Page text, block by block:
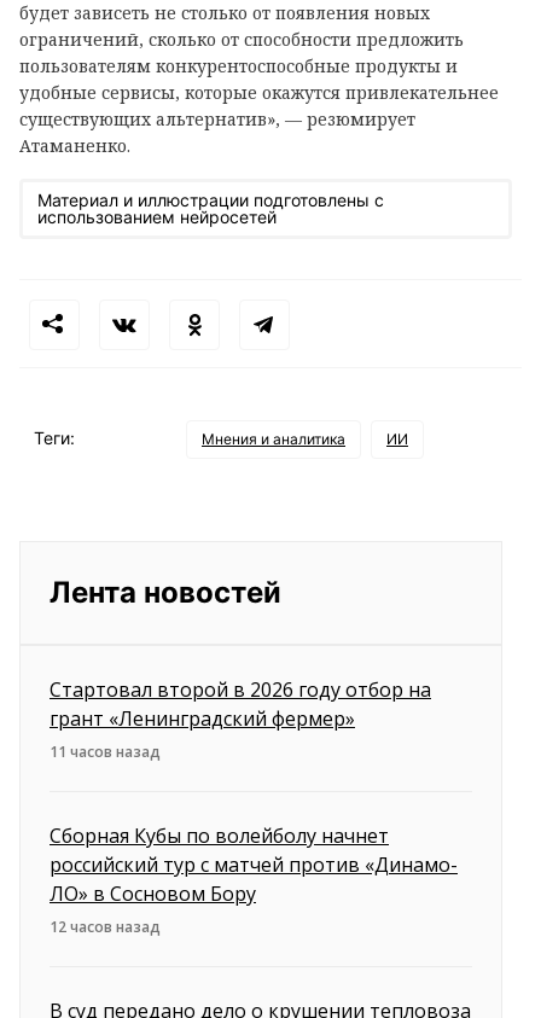
будет зависеть не столько от появления новых
ограничений, сколько от способности предложить
пользователям конкурентоспособные продукты и
удобные сервисы, которые окажутся привлекательнее
существующих альтернатив», — резюмирует
Атаманенко.
Материал и иллюстрации подготовлены с
использованием нейросетей
Теги: Мнения и аналитика ИИ
Лента новостей
Стартовал второй в 2026 году отбор на
грант «Ленинградский фермер»
11 часов назад
Сборная Кубы по волейболу начнет
российский тур с матчей против «Динамо-
ЛО» в Сосновом Бору
12 часов назад
В суд передано дело о крушении тепловоза